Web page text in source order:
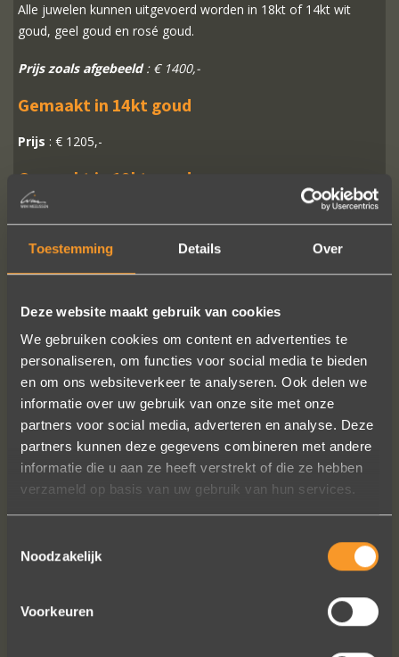
Toestemming Details Over
Deze website maakt gebruik van cookies
We gebruiken cookies om content en advertenties te
personaliseren, om functies voor social media te bieden
en om ons websiteverkeer te analyseren. Ook delen we
informatie over uw gebruik van onze site met onze
partners voor social media, adverteren en analyse. Deze
partners kunnen deze gegevens combineren met andere
informatie die u aan ze heeft verstrekt of die ze hebben
verzameld op basis van uw gebruik van hun services.
Noodzakelijk
Voorkeuren
Alle juwelen kunnen uitgevoerd worden in 18kt of 14kt wit
goud, geel goud en rosé goud.
Prijs zoals afgebeeld: € 1400,-
Gemaakt in 14kt goud
Prijs : € 1205,-
Gemaakt in 18kt goud
Prijs: € 1400,-
Ik dank het hele team hartelijk voor dit